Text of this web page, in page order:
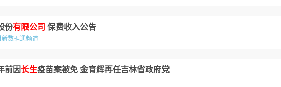
份有限公司 保费收入公告
新数据通频道
前因长生疫苗案被免 金育辉再任吉林省政府党